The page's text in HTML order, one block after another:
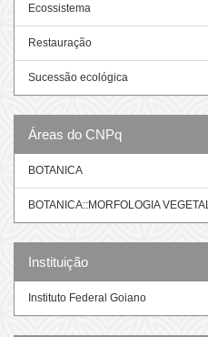
Ecossistema
Restauração
Sucessão ecológica
Áreas do CNPq
BOTANICA
BOTANICA::MORFOLOGIA VEGETAL
Instituição
Instituto Federal Goiano